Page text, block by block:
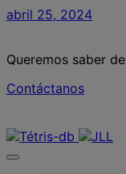
abril 25, 2024
Queremos saber
Contáctanos